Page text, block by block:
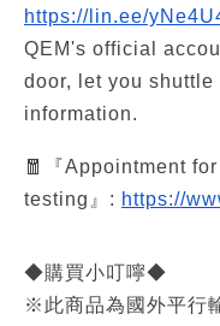
https://lin.ee/
QEM's official
door, let you
information.
🧧『Appointment
testing』: https://
◆購買小叮嚀◆
※此商品為國外平行